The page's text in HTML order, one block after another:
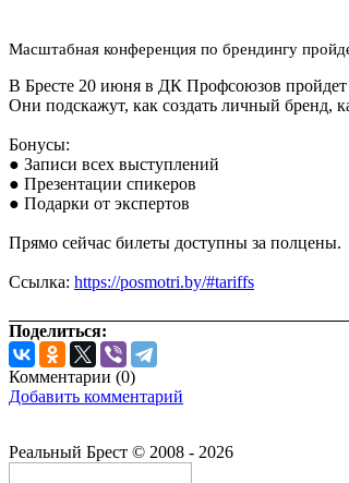
Масштабная конференция по брендингу
В Бресте 20 июня в ДК Профсоюзов
Они подскажут, как создать личный бренд,
Бонусы:
● Записи всех выступлений
● Презентации спикеров
● Подарки от экспертов
Прямо сейчас билеты доступны за полцены.
Ссылка: https://posmotri.by/#tariffs
Поделиться:
Комментарии (0)
Добавить комментарий
Реальный Брест © 2008 - 2026